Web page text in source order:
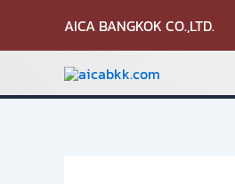
content
AICA BANGKOK CO.,LTD.